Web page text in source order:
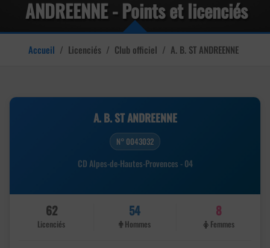
ANDREENNE - Points et licenciés
Accueil / Licenciés / Club officiel / A. B. ST ANDREENNE
A. B. ST ANDREENNE
N° 0043032
CD Alpes-de-Hautes-Provences - 04
62
Licenciés
54
Hommes
8
Femmes